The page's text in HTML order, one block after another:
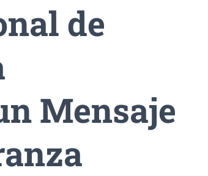
de
Mensaje